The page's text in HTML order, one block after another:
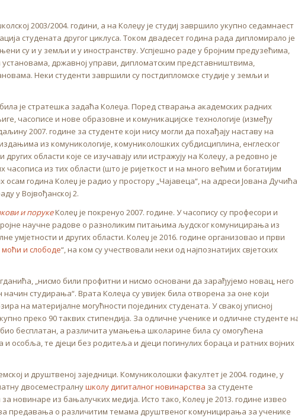
2003/2004. години, а на Колеџу је студиј завршило укупно седамнаест
студената другог циклуса. Током двадесет година рада дипломирало је
су и у земљи и у иностранству. Успјешно раде у бројним предузећима,
државној управи, дипломатским представништвима,
Неки студенти завршили су постдипломске студије у земљи и
је стратешка задаћа Колеџа. Поред стварања академских радних
часописе и нове образовне и комуникацијске технологије (између
2007. године за студенте који нису могли да похађају наставу на
из комуникологије, комуниколошких субдисциплина, енглеског
других области које се изучавају или истражују на Колеџу, а редовно је
из тих области (што је ријеткост и на много већим и богатијим
година Колеџ је радио у простору „Чајавеца“, на адреси Јована Дучића
у Војвођанској 2.
и порукеКолеџ је покренуо 2007. године. У часопису су професори и
научне радове о разноликим питањима људског комуницирања из
умјетности и других области. Колеџ је 2016. године организовао и први
и слободе“, на ком су учествовали неки од најпознатијих свјетских
„нисмо били профитни и нисмо основани да зарађујемо новац, него
студирања“. Врата Колеџа су увијек била отворена за оне који
на материјалне могућности појединих студената. У свакој уписној
преко 90 таквих стипендија. За одличне ученике и одличне студенте
био бесплатан, а различита умањења школарине била су омогућена
особља, те дјеци без родитеља и дјеци погинулих бораца и ратних војних
и друштвеној заједници. Комуниколошки факултет је 2004. године, у
двосеместралнушколу дигиталног новинарства за студенте
новинаре из бањалучких медија. Исто тако, Колеџ је 2013. године извео
предавања о различитим темама друштвеног комуницирања за ученике